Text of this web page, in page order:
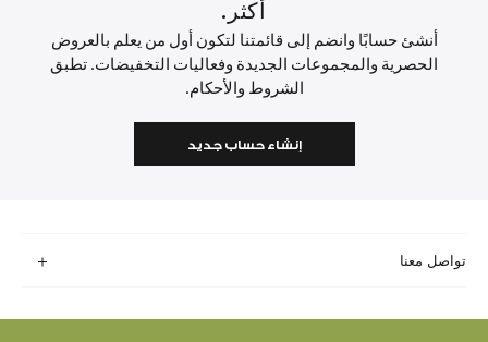
أكثر.
أنشئ حسابًا وانضم إلى قائمتنا لتكون أول من يعلم بالعروض
الحصرية والمجموعات الجديدة وفعاليات التخفيضات. تطبق
الشروط والأحكام.
إنشاء حساب جديد
تواصل معنا